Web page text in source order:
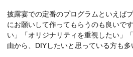
披露宴での定番のプログラムといえば
にお願いして作ってもらうのも良いで
い」「オリジナリティを重視したい」
由から、DIYしたいと思っている方も多